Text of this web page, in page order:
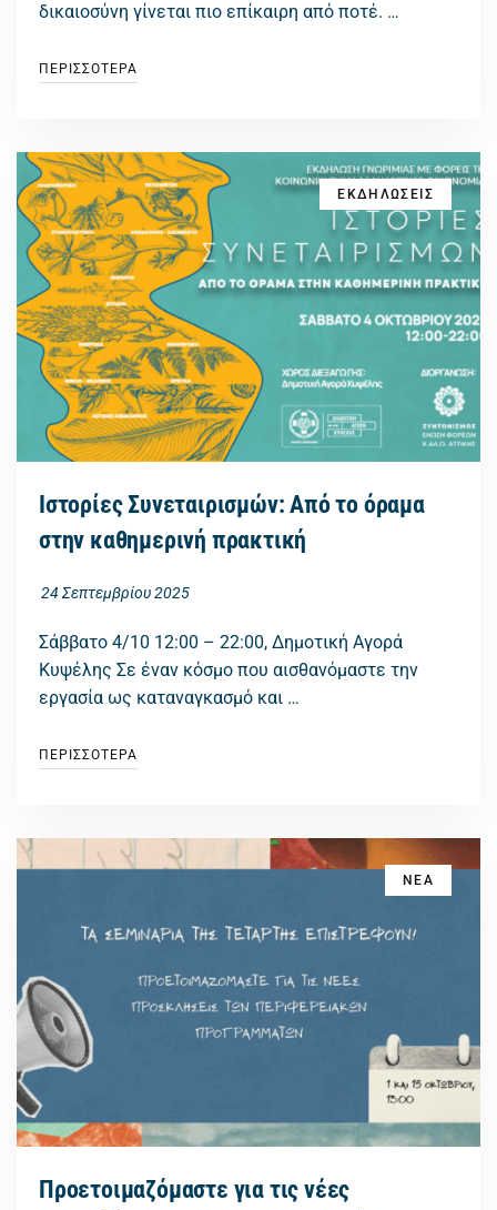
δικαιοσύνη γίνεται πιο επίκαιρη από ποτέ. …
ΠΕΡΙΣΣΟΤΕΡΑ
ΕΚΔΗΛΩΣΕΙΣ
Ιστορίες Συνεταιρισμών: Από το όραμα
στην καθημερινή πρακτική
24 Σεπτεμβρίου 2025
Σάββατο 4/10 12:00 – 22:00, Δημοτική Αγορά
Κυψέλης Σε έναν κόσμο που αισθανόμαστε την
εργασία ως καταναγκασμό και …
ΠΕΡΙΣΣΟΤΕΡΑ
ΝΕΑ
Προετοιμαζόμαστε για τις νέες